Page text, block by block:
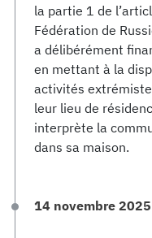
la partie 1 de
Fédération de
a délibérément
en mettant à la
activités
leur lieu de
interprète la
dans sa maison.
14 novembre 2025